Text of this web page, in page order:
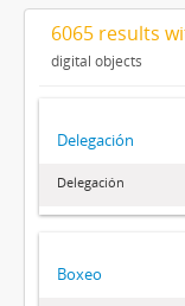
6065 results
digital objects
Delegación
Delegación
Boxeo